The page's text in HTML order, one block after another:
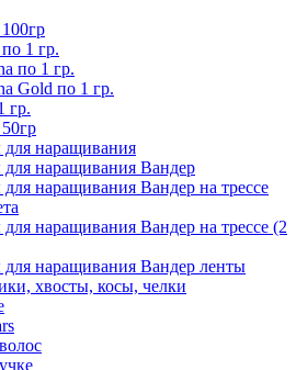
1 гр.
по 1 гр.
Gold по 1 гр.
гр.
наращивания
наращивания Вандер
наращивания Вандер на трессе
наращивания Вандер на трессе (2
наращивания Вандер ленты
хвосты, косы, челки